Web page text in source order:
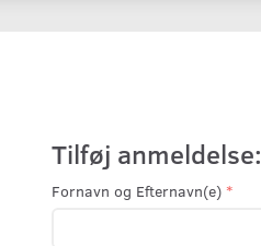
Tilføj anmeldelse:
Fornavn og Efternavn(e)